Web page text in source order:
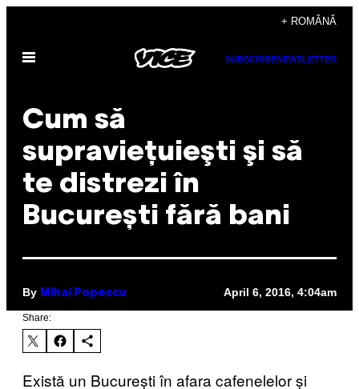
content
+ ROMÂNĂ
Open
SUBSCRIBENEWSLETTER
Cum să
supravieţuieşti şi să
te distrezi în
București fără bani
By Mihai Popescu April 6, 2016, 4:04am
Share:
Există un București în afara cafenelelor și